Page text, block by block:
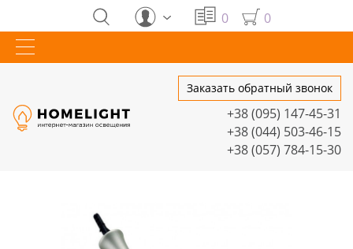
0 0
Заказать обратный звонок
+38 (095) 147-45-31
+38 (044) 503-46-15
+38 (057) 784-15-30